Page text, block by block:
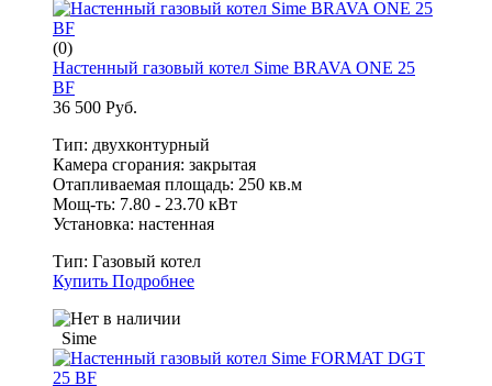
(0)
Настенный газовый котел Sime BRAVA ONE 25
BF
36 500 Руб.
Тип: двухконтурный
Камера сгорания: закрытая
Отапливаемая площадь: 250 кв.м
Мощ-ть: 7.80 - 23.70 кВт
Установка: настенная
Тип: Газовый котел
Купить Подробнее
Sime